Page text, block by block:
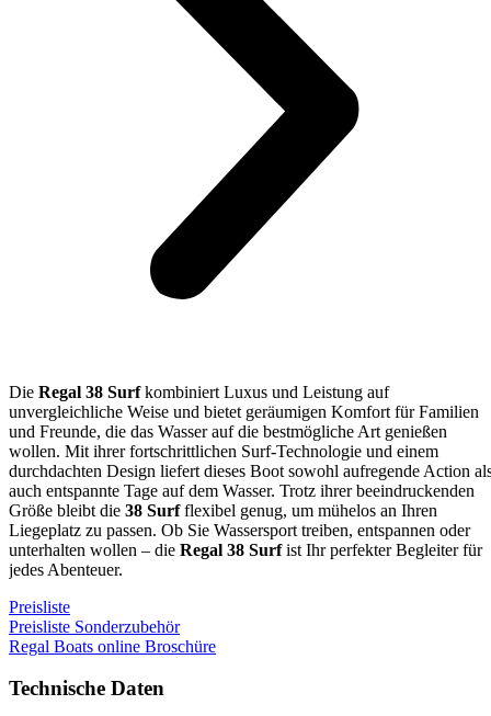
Die Regal 38 Surfkombiniert Luxus und Leistung auf
unvergleichliche Weise und bietet geräumigen Komfort für Familien
und Freunde, die das Wasser auf die bestmögliche Art genießen
wollen. Mit ihrer fortschrittlichen Surf-Technologie und einem
durchdachten Design liefert dieses Boot sowohl aufregende Action
auch entspannte Tage auf dem Wasser. Trotz ihrer beeindruckenden
Größe bleibt die 38 Surfflexibel genug, um mühelos an Ihren
Liegeplatz zu passen. Ob Sie Wassersport treiben, entspannen oder
unterhalten wollen – die Regal 38 Surfist Ihr perfekter Begleiter für
jedes Abenteuer.
Preisliste
Preisliste Sonderzubehör
Regal Boats online Broschüre
Technische Daten